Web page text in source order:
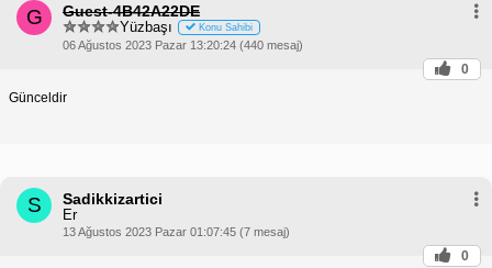
G Guest-4B42A22DE
Yüzbaşı Konu Sahibi
06 Ağustos 2023 Pazar 13:20:24 (440 mesaj)
0
Günceldir
S Sadikkizartici
Er
13 Ağustos 2023 Pazar 01:07:45 (7 mesaj)
0